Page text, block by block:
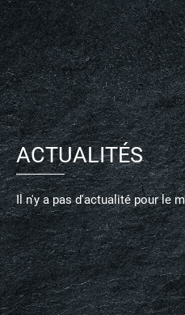
ACTUALITÉS
Il n'y a pas d'actualité pour le